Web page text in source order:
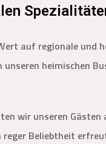
auf regionale und
heimischen
wir unseren
reger Beliebtheit